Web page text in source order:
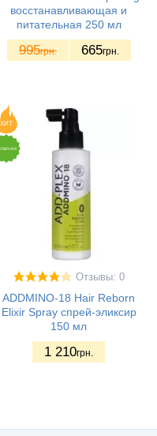
восстанавливающая и
питательная 250 мл
995грн. 665грн.
ХИТ
Отзывы: 0
ADDMINO-18 Hair Reborn
Elixir Spray спрей-эликсир
150 мл
1 210грн.